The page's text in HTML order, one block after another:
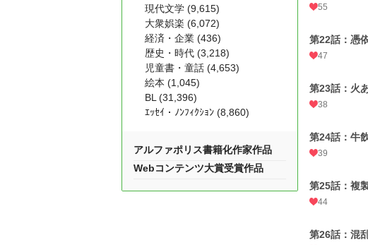
55
第22話：憑
47
第23話：火
38
第24話：牛
39
第25話：複
44
第26話：混
現代文学 (9,615)
大衆娯楽 (6,072)
経済・企業 (436)
歴史・時代 (3,218)
児童書・童話 (4,653)
絵本 (1,045)
BL (31,396)
ｴｯｾｲ・ﾉﾝﾌｨｸｼｮﾝ (8,860)
アルファポリス書籍化作家作品
Webコンテンツ大賞受賞作品